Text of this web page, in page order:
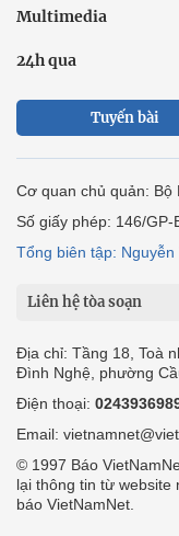
Multimedia
24h qua
Tuyến bài
Cơ quan chủ quản: Bộ
Số giấy phép: 146/
Tổng biên tập: Nguyễn
Liên hệ tòa soạn
Địa chỉ: Tầng 18, Toà
Đình Nghệ, phường
Điện thoại:
Email:
© 1997 Báo
lại thông tin từ website
báo VietNamNet.